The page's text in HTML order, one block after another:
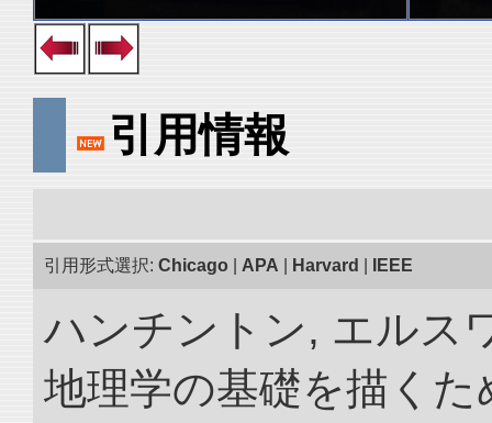
引用情報
引用形式選択: Chicago APA Harvard IEEE
ハンチントン, エルス
地理学の基礎を描くた